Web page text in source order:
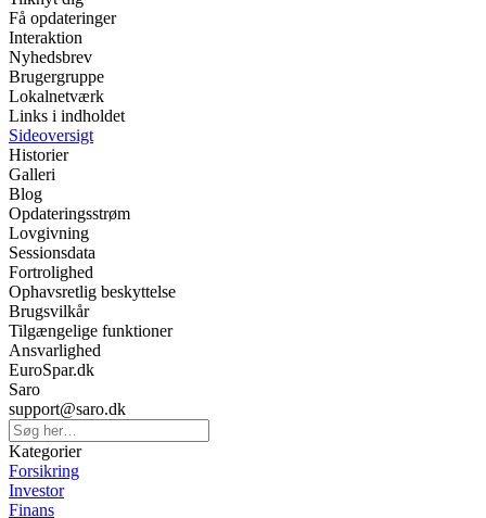
Få opdateringer
Interaktion
Nyhedsbrev
Brugergruppe
Lokalnetværk
Links i indholdet
Sideoversigt
Historier
Galleri
Blog
Opdateringsstrøm
Lovgivning
Sessionsdata
Fortrolighed
Ophavsretlig beskyttelse
Brugsvilkår
Tilgængelige funktioner
Ansvarlighed
EuroSpar.dk
Saro
support@saro.dk
Kategorier
Forsikring
Investor
Finans